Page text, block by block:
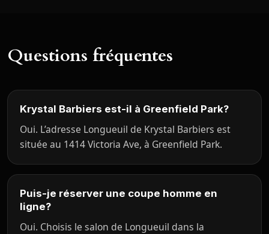
Questions fréquentes
Krystal Barbiers est-il à Greenfield Park?
Oui. L’adresse Longueuil de Krystal Barbiers est
située au 1414 Victoria Ave, à Greenfield Park.
Puis-je réserver une coupe homme en
ligne?
Oui. Choisis le salon de Longueuil dans la